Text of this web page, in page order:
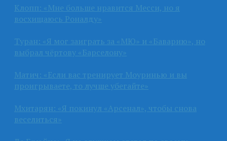
Клопп: «Мне больше нравится Месси, но я
восхищаюсь Роналду»
Туран: «Я мог заиграть за «МЮ» и «Баварию», но
выбрал чёртову «Барселону»
Матич: «Если вас тренирует Моуринью и вы
проигрываете, то лучше убегайте»
Мхитарян: «Я покинул «Арсенал», чтобы снова
веселиться»